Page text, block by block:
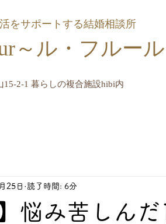
をサポートする結婚相談所
～ル・フルール​
2-1 暮らしの複合施設hibi内
悩み苦しん
25日 読了時間: 6分